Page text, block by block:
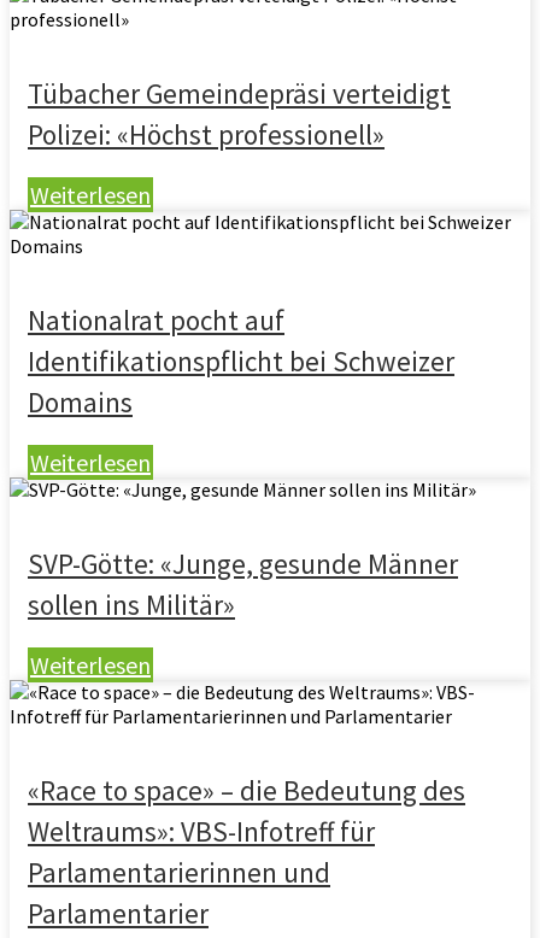
Tübacher Gemeindepräsi verteidigt
Polizei: «Höchst professionell»
Weiterlesen
Nationalrat pocht auf
Identifikationspflicht bei Schweizer
Domains
Weiterlesen
SVP-Götte: «Junge, gesunde Männer
sollen ins Militär»
Weiterlesen
«Race to space» – die Bedeutung des
Weltraums»: VBS-Infotreff für
Parlamentarierinnen und
Parlamentarier